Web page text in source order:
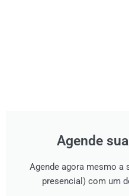
Agende
Agende agora mesmo a
presencial) com um